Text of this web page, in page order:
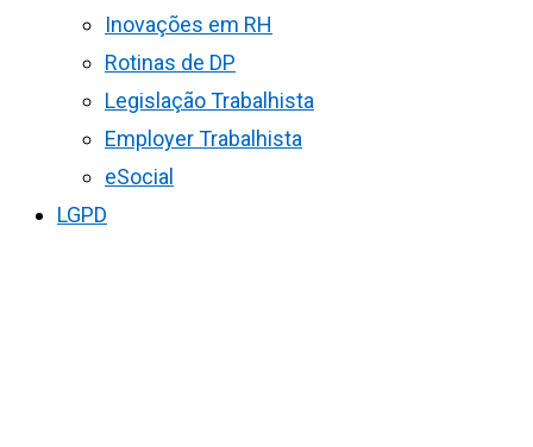
Inovações em RH
Rotinas de DP
Legislação Trabalhista
Employer Trabalhista
eSocial
LGPD